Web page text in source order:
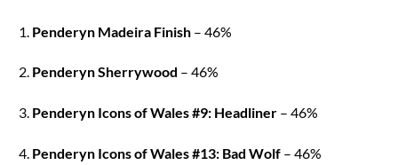
Penderyn Madeira Finish– 46%
Penderyn Sherrywood – 46%
Penderyn Icons of Wales #9: Headliner– 46%
Penderyn Icons of Wales #13: Bad Wolf– 46%